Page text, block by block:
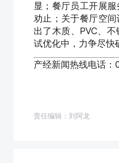
显；餐厅员工开展
劝止；关于餐厅空
出了木质、PVC、
试优化中，力争尽快
产经新闻热线电话
责任编辑：刘阿龙